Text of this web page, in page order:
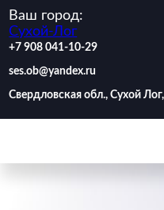
Ваш город:
Сухой-Лог
‪+7 908 041-10-29
ses.ob@yandex.ru
Свердловская обл., Сухой